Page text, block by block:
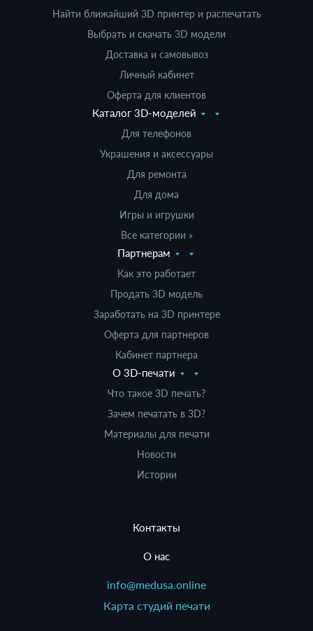
Найти ближайший 3D принтер и распечатать
Выбрать и скачать 3D модели
Доставка и самовывоз
Личный кабинет
Оферта для клиентов
Каталог 3D-моделей
Для телефонов
Украшения и аксессуары
Для ремонта
Для дома
Игры и игрушки
Все категории »
Партнерам
Как это работает
Продать 3D модель
Заработать на 3D принтере
Оферта для партнеров
Кабинет партнера
О 3D-печати
Что такое 3D печать?
Зачем печатать в 3D?
Материалы для печати
Новости
Истории
Контакты
О нас
info@medusa.online
Карта студий печати